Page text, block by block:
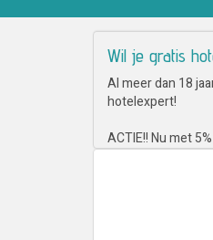
Wil je gratis
Al meer dan 18
hotelexpert!
ACTIE!! Nu met